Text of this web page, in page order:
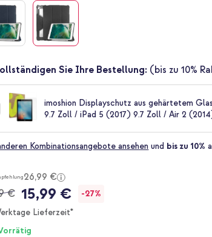
Sie Ihre Bestellung: (bis zu 10%
imoshion Displayschutz aus gehärtetem
9.7 Zoll / iPad 5 (2017) 9.7 Zoll / Air 2
Kombinationsangebote ansehen und bis zu 10%
26,99 €
€ 15,99 €
-27%
Lieferzeit*